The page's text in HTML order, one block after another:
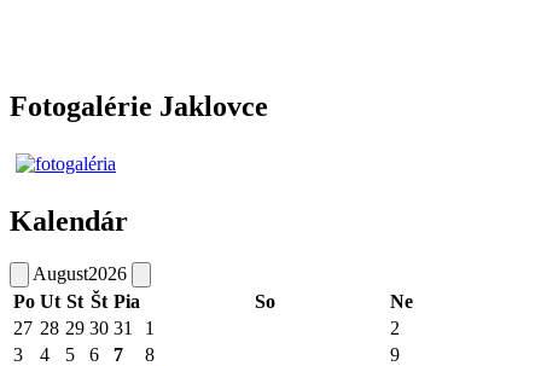
Fotogalérie Jaklovce
Kalendár
August2026
Po Ut St Št Pia So
Ne
27 28 29 30 31 1
2
3
4 5 6 7 8 9